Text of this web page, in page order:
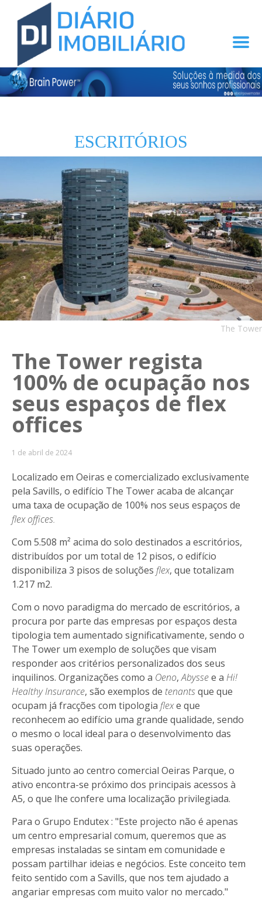
ESCRITÓRIOS
The Tower
The Tower regista
100% de ocupação nos
seus espaços de flex
offices
1 de abril de 2024
Localizado em Oeiras e comercializado exclusivamente
pela Savills, o edifício The Tower acaba de alcançar
uma taxa de ocupação de 100% nos seus espaços de
flex offices.
Com 5.508 m² acima do solo destinados a escritórios,
distribuídos por um total de 12 pisos, o edifício
disponibiliza 3 pisos de soluções flex, que totalizam
1.217 m2.
Com o novo paradigma do mercado de escritórios, a
procura por parte das empresas por espaços desta
tipologia tem aumentado significativamente, sendo o
The Tower um exemplo de soluções que visam
responder aos critérios personalizados dos seus
inquilinos. Organizações como a Oeno,Abyssee a Hi!
Healthy Insurance, são exemplos de tenantsque que
ocupam já fracções com tipologia flexe que
reconhecem ao edifício uma grande qualidade, sendo
o mesmo o local ideal para o desenvolvimento das
suas operações.
Situado junto ao centro comercial Oeiras Parque, o
ativo encontra-se próximo dos principais acessos à
A5, o que lhe confere uma localização privilegiada.
Para o Grupo Endutex : "Este projecto não é apenas
um centro empresarial comum, queremos que as
empresas instaladas se sintam em comunidade e
possam partilhar ideias e negócios. Este conceito tem
feito sentido com a Savills, que nos tem ajudado a
angariar empresas com muito valor no mercado."